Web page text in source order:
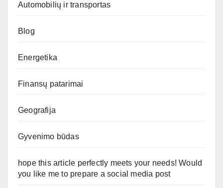
Automobilių ir transportas
Blog
Energetika
Finansų patarimai
Geografija
Gyvenimo būdas
hope this article perfectly meets your needs! Would
you like me to prepare a social media post